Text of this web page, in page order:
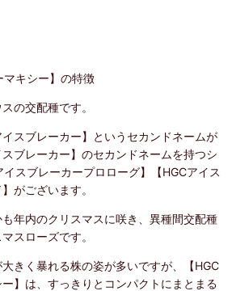
マキシー】の特徴
スの交配種です。
スブレーカー】というセカンドネームが
ブレーカー】のセカンドネームを持つシ
イスブレーカープロローグ】【HGCアイス
がございます。
年内のクリスマスに咲き、異種間交配種
スローズです。
きく暴れる株の姿が多いですが、【HGC
】は、すっきりとコンパクトにまとまる